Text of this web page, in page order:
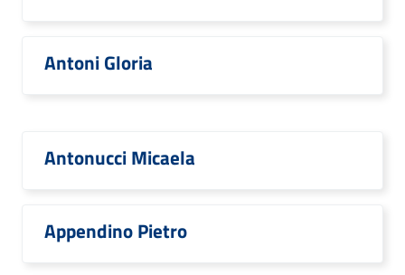
Antoni Gloria
Antonucci Micaela
Appendino Pietro